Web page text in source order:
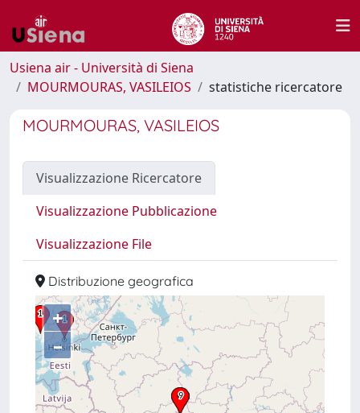
Usiena air - Università di Siena
MOURMOURAS, VASILEIOS
statistiche ricercatore
MOURMOURAS, VASILEIOS
Visualizzazione Ricercatore
Visualizzazione Pubblicazione
Visualizzazione File
Distribuzione geografica
+
–